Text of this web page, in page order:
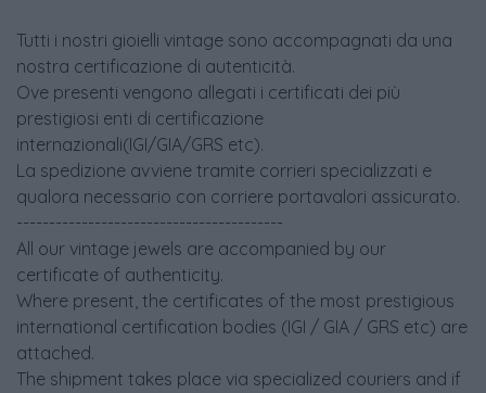
Tutti i nostri gioielli vintage sono accompagnati da una
nostra certificazione di autenticità.
Ove presenti vengono allegati i certificati dei più
prestigiosi enti di certificazione
internazionali(IGI/GIA/GRS etc).
La spedizione avviene tramite corrieri specializzati e
qualora necessario con corriere portavalori assicurato.
-----------------------------------------
All our vintage jewels are accompanied by our
certificate of authenticity.
Where present, the certificates of the most prestigious
international certification bodies (IGI / GIA / GRS etc) are
attached.
The shipment takes place via specialized couriers and if